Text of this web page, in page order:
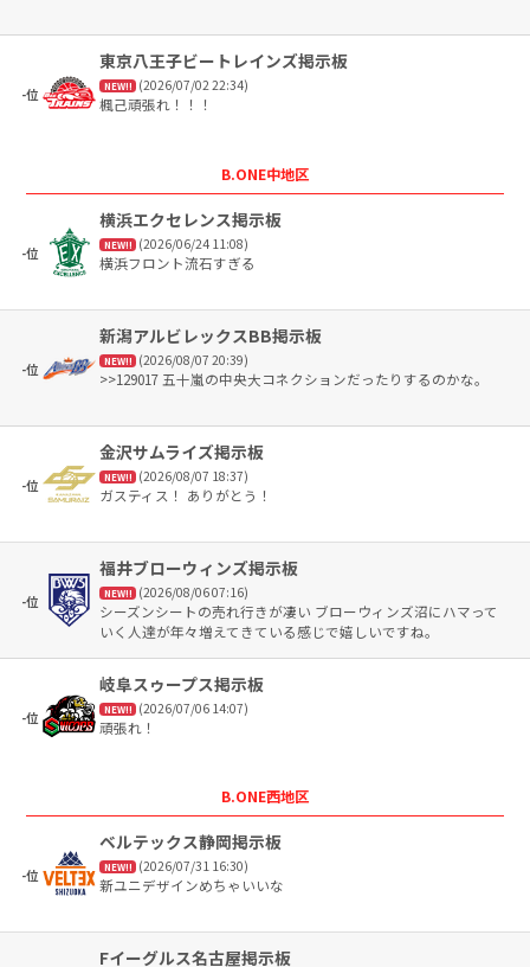
-位
東京八王子ビートレインズ掲示板
NEW!! (2026/07/02 22:34)
楓己頑張れ！！！
B.ONE中地区
-位
横浜エクセレンス掲示板
NEW!! (2026/06/24 11:08)
横浜フロント流石すぎる
-位
新潟アルビレックスBB掲示板
NEW!! (2026/08/07 20:39)
>>129017 五十嵐の中央大コネクションだったりするのかな。
-位
金沢サムライズ掲示板
NEW!! (2026/08/07 18:37)
ガスティス！ ありがとう！
-位
福井ブローウィンズ掲示板
NEW!! (2026/08/06 07:16)
シーズンシートの売れ行きが凄い ブローウィンズ沼にハマって
いく人達が年々増えてきている感じで嬉しいですね。
-位
岐阜スゥープス掲示板
NEW!! (2026/07/06 14:07)
頑張れ！
B.ONE西地区
-位
ベルテックス静岡掲示板
NEW!! (2026/07/31 16:30)
新ユニデザインめちゃいいな
Fイーグルス名古屋掲示板